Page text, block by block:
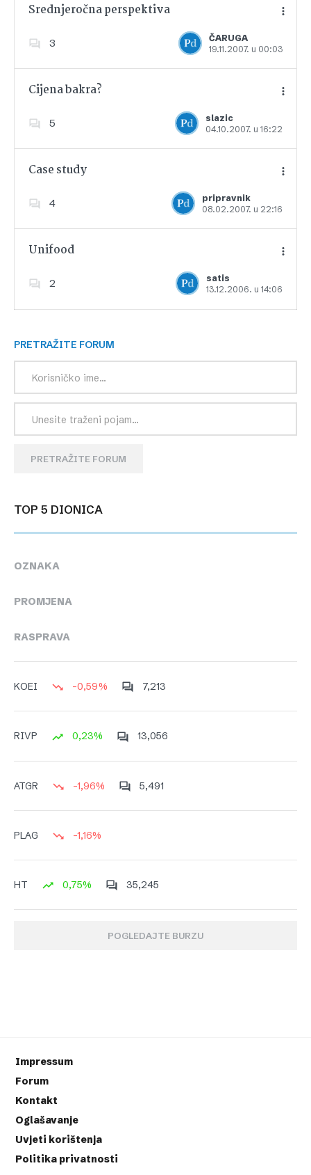
Srednjeročna perspektiva
3
ČARUGA
19.11.2007. u 00:03
Dodajte u favorite
Cijena bakra?
5
slazic
04.10.2007. u 16:22
Dodajte u favorite
Case study
4
pripravnik
08.02.2007. u 22:16
Dodajte u favorite
Unifood
2
satis
13.12.2006. u 14:06
Dodajte u favorite
PRETRAŽITE FORUM
PRETRAŽITE FORUM
TOP 5 DIONICA
OZNAKA
PROMJENA
RASPRAVA
KOEI -0,59% 7,213
RIVP 0,23% 13,056
ATGR -1,96% 5,491
PLAG -1,16%
HT 0,75% 35,245
POGLEDAJTE BURZU
Impressum
Forum
Kontakt
Oglašavanje
Uvjeti korištenja
Politika privatnosti